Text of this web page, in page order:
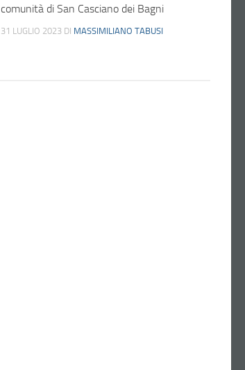
comunità di San Casciano dei Bagni
31 LUGLIO 2023 DI MASSIMILIANO TABUSI